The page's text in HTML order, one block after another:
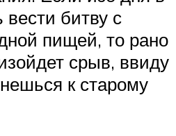
битву с
пищей, то рано
срыв, ввиду
к старому